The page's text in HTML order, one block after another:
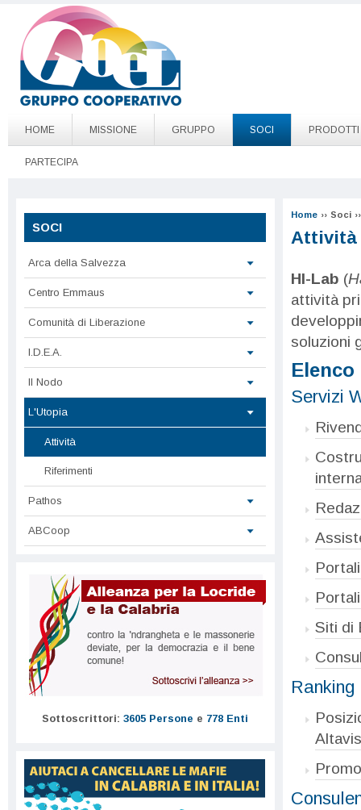
Salta al contenuto principale
Go to page top
HOME MISSIONE GRUPPO SOCI PRODOTTI
PARTECIPA
Home ›› Soci ››
Attività
HI-Lab (
attività
soluzioni
Servizi
Siti di
Ranking
SOCI
Arca della Salvezza
Centro Emmaus
Comunità di Liberazione
I.D.E.A.
Il Nodo
L'Utopia
Attività
Riferimenti
Pathos
ABCoop
Sottoscrittori: 3605 Persone e 778 Enti